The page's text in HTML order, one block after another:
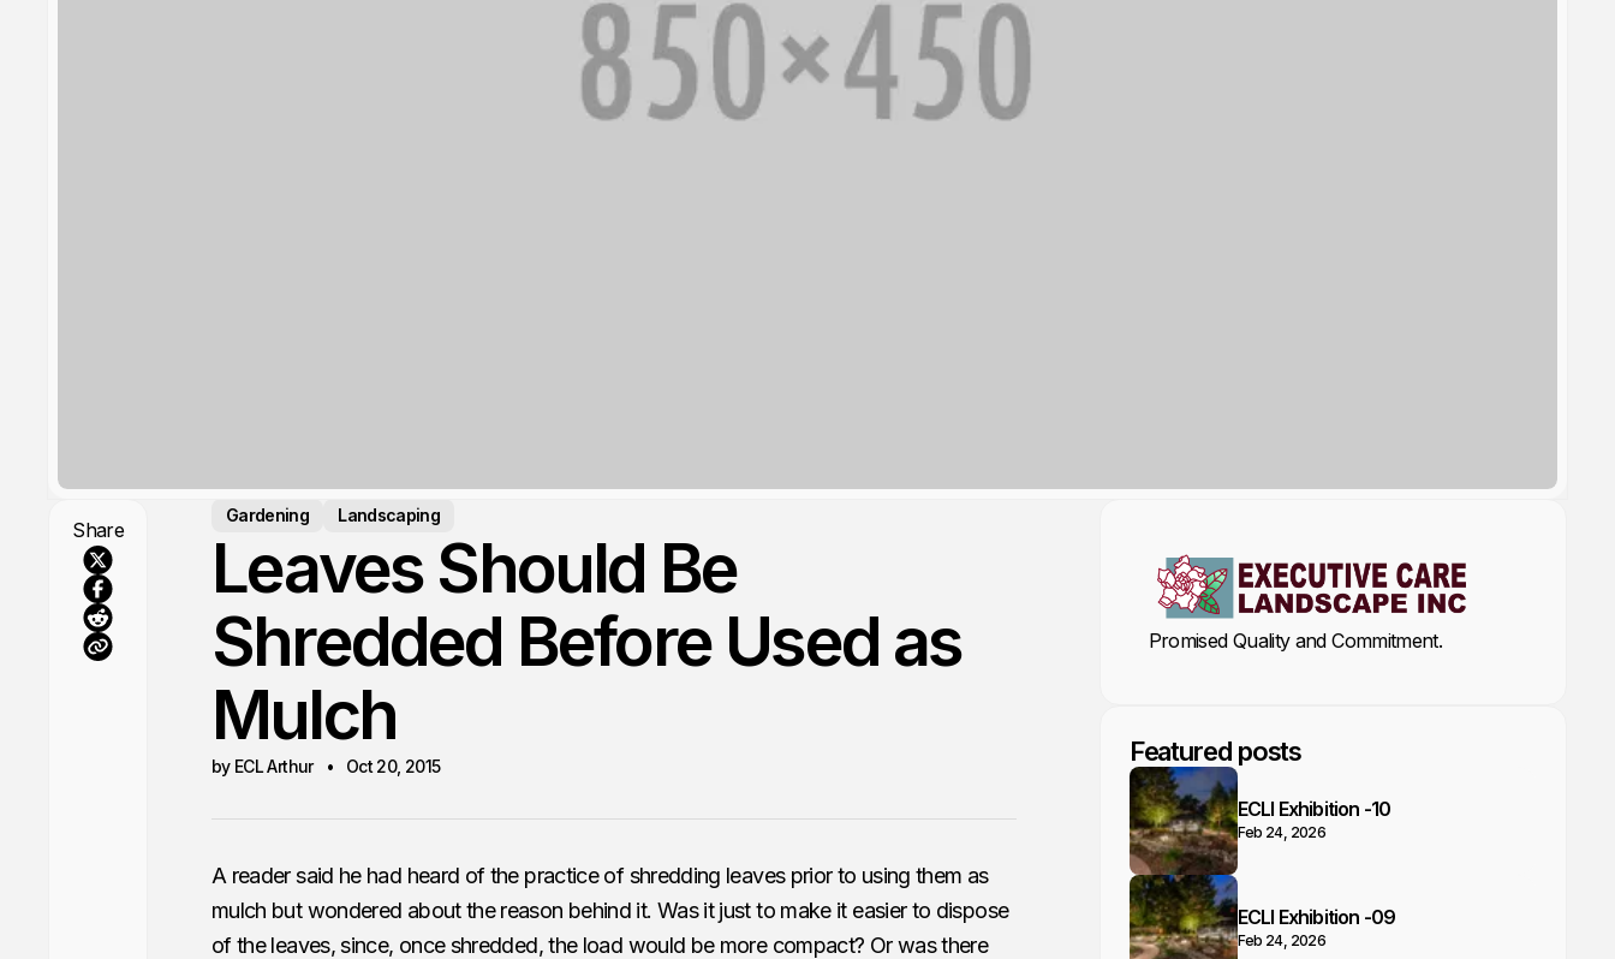
Share
Gardening Landscaping
Leaves Should Be
Shredded Before Used as
Mulch
by ECL Arthur Oct 20, 2015
A reader said he had heard of the practice of shredding leaves prior to using them as
mulch but wondered about the reason behind it. Was it just to make it easier to dispose
of the leaves, since, once shredded, the load would be more compact? Or was there
Promised Quality and Commitment.
Featured posts
ECLI Exhibition -10
Feb 24, 2026
ECLI Exhibition -09
Feb 24, 2026